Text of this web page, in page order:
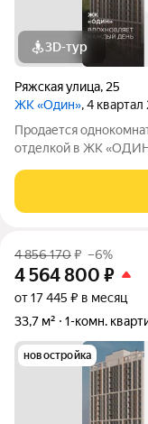
3D-тур
Ряжская улица, 25
ЖК «Один», 4
Продается
отделкой в ЖК
4 856 170₽ –6%
4 564 800 ₽
от 17 445 ₽ в месяц
33,7 м²
1-комн.
новостройка